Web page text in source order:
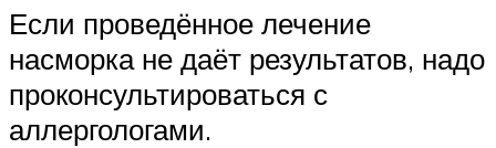
Если проведённое лечение
насморка не даёт результатов, надо
проконсультироваться с
аллергологами.